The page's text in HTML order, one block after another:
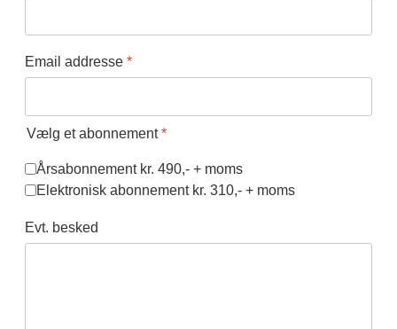
Email addresse *
Vælg et abonnement*
Årsabonnement kr. 490,- + moms
Elektronisk abonnement kr. 310,- + moms
Evt. besked